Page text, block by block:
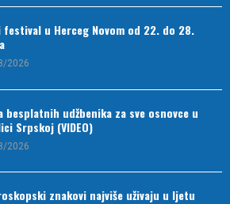
festival u Herceg Novom od 22. do 28.
2026
besplatnih udžbenika za sve osnovce u
Srpskoj (VIDEO)
2026
znakovi najviše uživaju u ljetu